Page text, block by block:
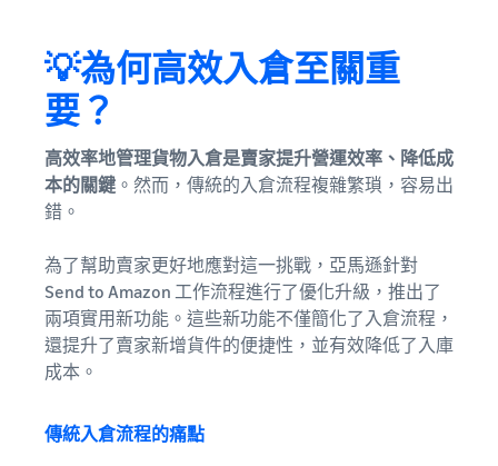
💡為何高效入倉至關重
要？
高效率地管理貨物入倉是賣家提升營運效率、降低成
本的關鍵 。然而，傳統的入倉流程複雜繁瑣，容易出
錯。
為了幫助賣家更好地應對這一挑戰，亞馬遜針對
Send to Amazon 工作流程進行了優化升級，推出了
兩項實用新功能。這些新功能不僅簡化了入倉流程，
還提升了賣家新增貨件的便捷性，並有效降低了入庫
成本。
傳統入倉流程的痛點